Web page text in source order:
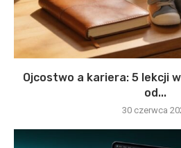
Ojcostwo a kariera: 5 lekcji
od...
30 czerwca